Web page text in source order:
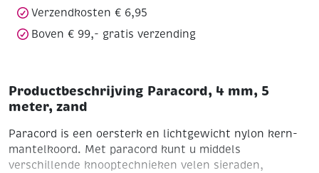
Verzendkosten € 6,95
Boven € 99,- gratis verzending
Productbeschrijving Paracord, 4 mm, 5
meter, zand
Paracord is een oersterk en lichtgewicht nylon kern-
mantelkoord. Met paracord kunt u middels
verschillende knooptechnieken velen sieraden,